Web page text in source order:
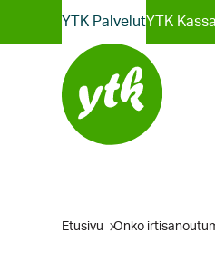
valikko
YTK PalvelutYTK Kassa
Etusivu Onko